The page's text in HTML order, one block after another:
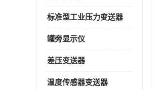
标准型工业压力变送器
罐旁显示仪
差压变送器
温度传感器变送器